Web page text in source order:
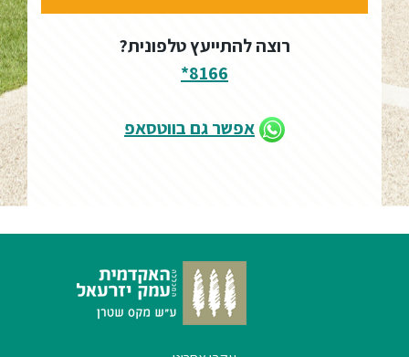
רוצה להתייעץ טלפונית?
8166*
אפשר גם בווטסאפ